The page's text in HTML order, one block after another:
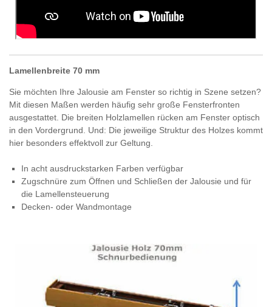
Lamellenbreite 70 mm
Sie möchten Ihre Jalousie am Fenster so richtig in Szene setzen?
Mit diesen Maßen werden häufig sehr große Fensterfronten
ausgestattet. Die breiten Holzlamellen rücken am Fenster optisch
in den Vordergrund. Und: Die jeweilige Struktur des Holzes kommt
hier besonders effektvoll zur Geltung.
In acht ausdruckstarken Farben verfügbar
Zugschnüre zum Öffnen und Schließen der Jalousie und für
die Lamellensteuerung
Decken- oder Wandmontage